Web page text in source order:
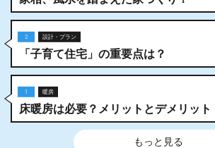
2 設計・プラン
「子育て住宅」の重要点は？
1 暖房
床暖房は必要？メリットとデメリット
もっと見る